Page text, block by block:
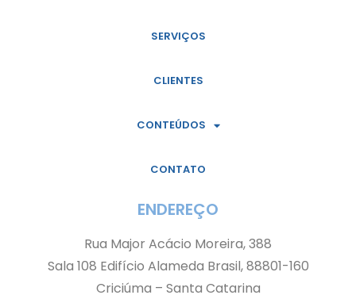
SERVIÇOS
CLIENTES
CONTEÚDOS
CONTATO
ENDEREÇO
Rua Major Acácio Moreira, 388
Sala 108 Edifício Alameda Brasil, 88801-160
Criciúma – Santa Catarina